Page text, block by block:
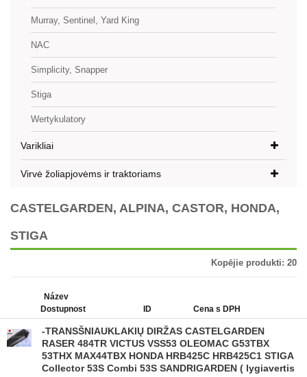
Murray, Sentinel, Yard King
NAC
Simplicity, Snapper
Stiga
Wertykulatory
Varikliai
Virvė žoliapjovėms ir traktoriams
CASTELGARDEN, ALPINA, CASTOR, HONDA,
STIGA
Kopējie produkti: 20
Název
Dostupnost
ID Cena s DPH
-TRANSŠNIAUKLAKIŲ DIRŽAS CASTELGARDEN
RASER 484TR VICTUS VSS53 OLEOMAC G53TBX
53THX MAX44TBX HONDA HRB425C HRB425C1 STIGA
Collector 53S Combi 53S SANDRIGARDEN ( lygiavertis